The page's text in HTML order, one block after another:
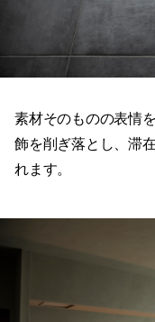
素材そのものの表情
飾を削ぎ落とし、滞
れます。